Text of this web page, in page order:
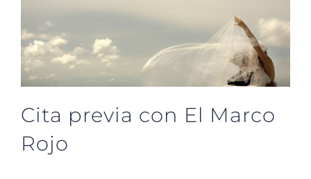
Cita previa con El Marco
Rojo